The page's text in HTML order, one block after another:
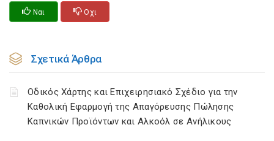
Ναι Οχι
Σχετικά Άρθρα
Οδικός Χάρτης και Επιχειρησιακό Σχέδιο για την
Καθολική Εφαρμογή της Απαγόρευσης Πώλησης
Καπνικών Προϊόντων και Αλκοόλ σε Ανήλικους